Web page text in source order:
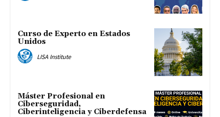
Curso de Experto en Estados
Unidos
LISA Institute
Máster Profesional en
Ciberseguridad,
Ciberinteligencia y Ciberdefensa